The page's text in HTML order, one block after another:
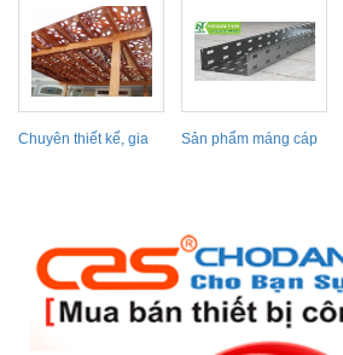
Chuyên thiết kế, gia
Sản phẩm máng cáp